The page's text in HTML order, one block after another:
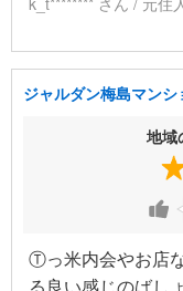
ジャルダン梅島マンシ
地域
Ⓣっ米内会やお店